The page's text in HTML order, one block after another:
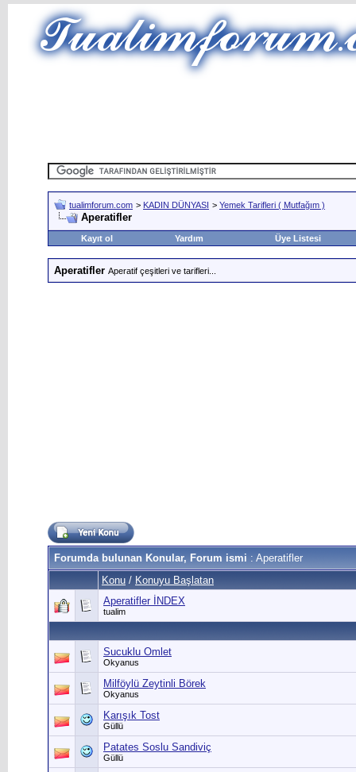
tualimforum.com > KADIN DÜNYASI > Yemek Tarifleri ( Mutfağım )
Aperatifler
Kayıt ol Yardım Üye Listesi
Aperatifler Aperatif çeşitleri ve tarifleri...
Forumda bulunan Konular, Forum ismi : Aperatifler
Konu / Konuyu Başlatan
Aperatifler İNDEX
tualim
Sucuklu Omlet
Okyanus
Milföylü Zeytinli Börek
Okyanus
Karışık Tost
Güllü
Patates Soslu Sandiviç
Güllü